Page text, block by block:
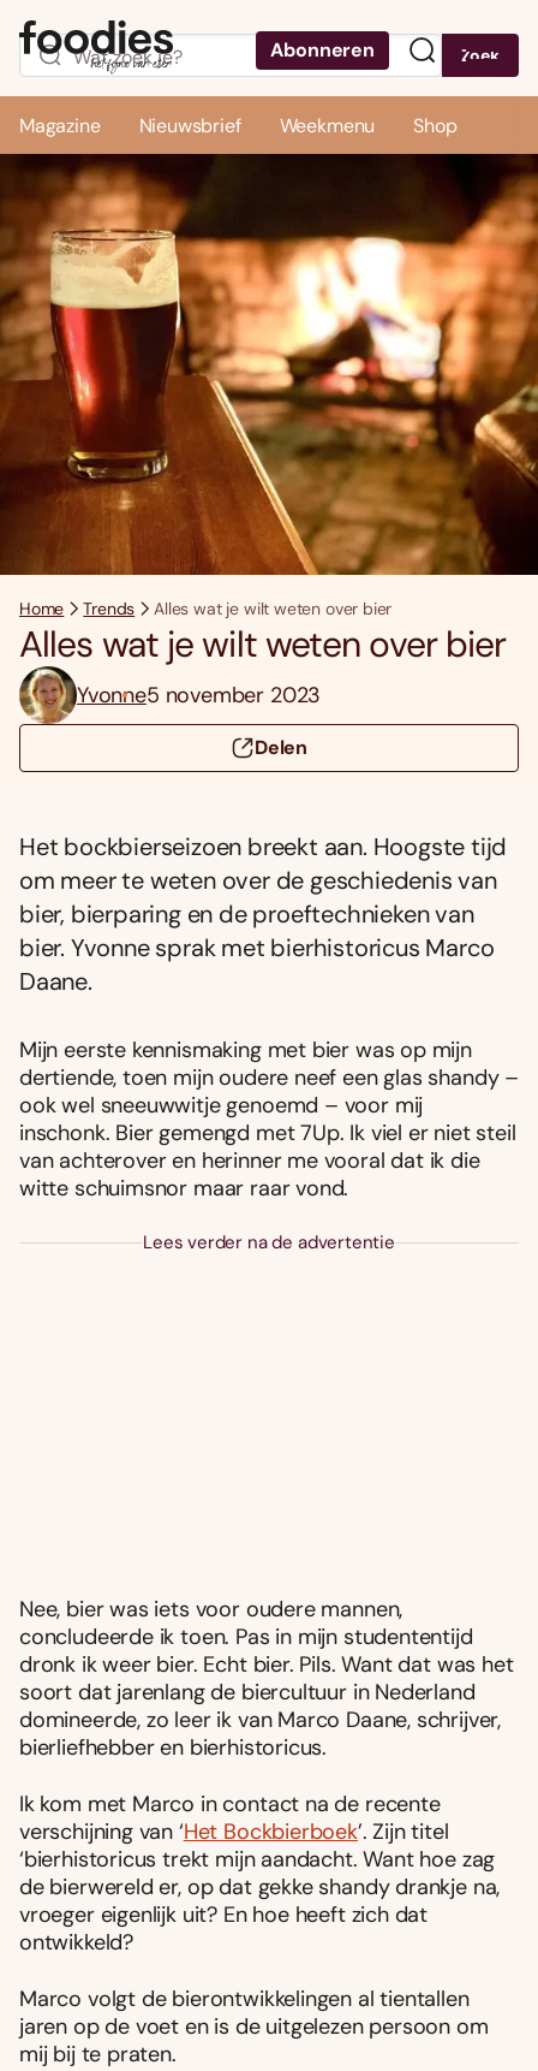
Abonneren Zoek
Magazine Nieuwsbrief Weekmenu Shop
Home Trends Alles wat je wilt weten over bier
Alles wat je wilt weten over bier
Yvonne5 november 2023
Delen
Het bockbierseizoen breekt aan. Hoogste tijd
om meer te weten over de geschiedenis van
bier, bierparing en de proeftechnieken van
bier. Yvonne sprak met bierhistoricus Marco
Daane.
Mijn eerste kennismaking met bier was op mijn
dertiende, toen mijn oudere neef een glas shandy –
ook wel sneeuwwitje genoemd – voor mij
inschonk. Bier gemengd met 7Up. Ik viel er niet steil
van achterover en herinner me vooral dat ik die
witte schuimsnor maar raar vond.
Lees verder na de advertentie
Nee, bier was iets voor oudere mannen,
concludeerde ik toen. Pas in mijn studententijd
dronk ik weer bier. Echt bier. Pils. Want dat was het
soort dat jarenlang de biercultuur in Nederland
domineerde, zo leer ik van Marco Daane, schrijver,
bierliefhebber en bierhistoricus.
Ik kom met Marco in contact na de recente
verschijning van ‘Het Bockbierboek’. Zijn titel
‘bierhistoricus trekt mijn aandacht. Want hoe zag
de bierwereld er, op dat gekke shandy drankje na,
vroeger eigenlijk uit? En hoe heeft zich dat
ontwikkeld?
Marco volgt de bierontwikkelingen al tientallen
jaren op de voet en is de uitgelezen persoon om
mij bij te praten.